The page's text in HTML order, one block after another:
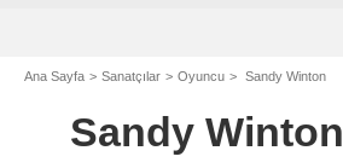
Ana Sayfa Sanatçılar Oyuncu Sandy Winton
Sandy Winton